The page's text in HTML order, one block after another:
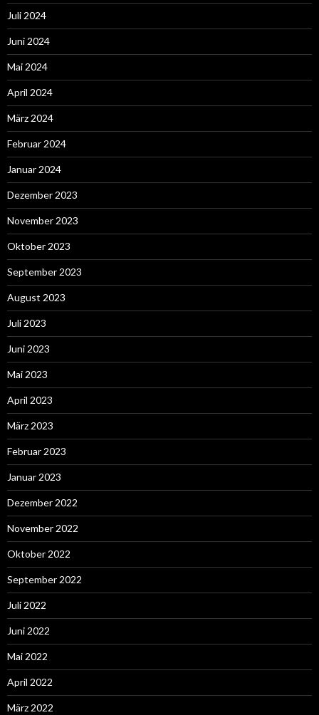
Juli 2024
Juni 2024
Mai 2024
April 2024
März 2024
Februar 2024
Januar 2024
Dezember 2023
November 2023
Oktober 2023
September 2023
August 2023
Juli 2023
Juni 2023
Mai 2023
April 2023
März 2023
Februar 2023
Januar 2023
Dezember 2022
November 2022
Oktober 2022
September 2022
Juli 2022
Juni 2022
Mai 2022
April 2022
März 2022